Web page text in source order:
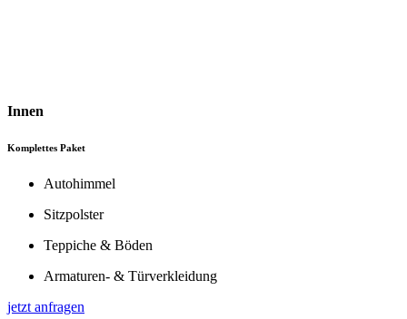
Innen
Komplettes Paket
Autohimmel
Sitzpolster
Teppiche & Böden
Armaturen- & Türverkleidung
jetzt anfragen